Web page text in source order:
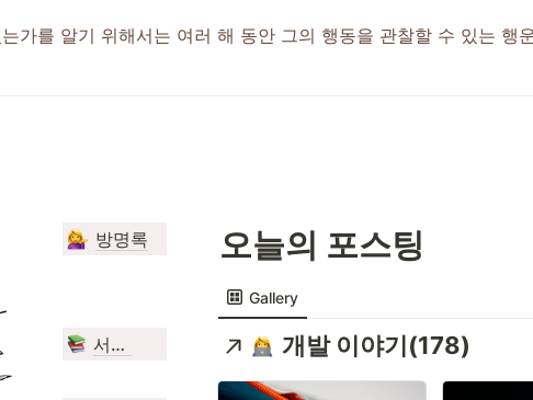
가를 알기 위해서는 여러 해 동안 그의 행동을 관찰할 수 있는
방명록
서평(47)
오늘의 포스팅
Gallery
개발 이야기(178)